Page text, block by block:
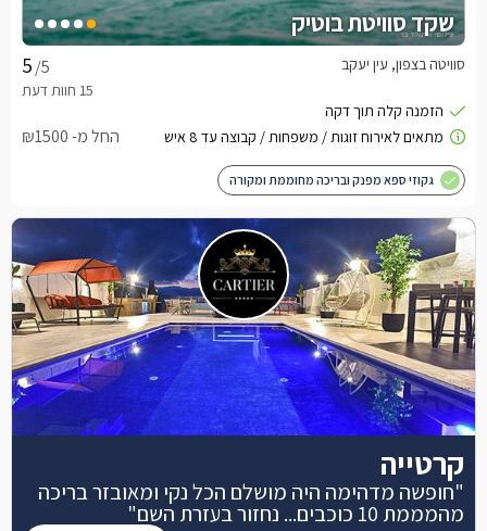
שקד סוויטת בוטיק
/5 סוויטה בצפון, עין יעקב
החל מ- ₪1500
גקוזי ספא מפנק ובריכה מחוממת ומקורה
קרטייה
"חופשה מדהימה היה מושלם הכל נקי ומאובזר בריכה
מהמממת 10 כוכבים... נחזור בעזרת השם"